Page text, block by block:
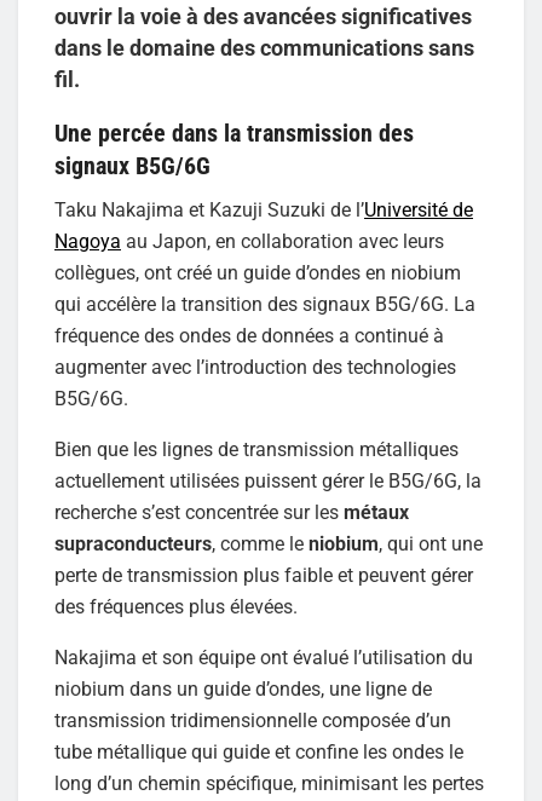
ouvrir la voie à des avancées significatives
dans le domaine des communications sans
fil.
Une percée dans la transmission des
signaux B5G/6G
Taku Nakajima et Kazuji Suzuki de l’Université de
Nagoya au Japon, en collaboration avec leurs
collègues, ont créé un guide d’ondes en niobium
qui accélère la transition des signaux B5G/6G. La
fréquence des ondes de données a continué à
augmenter avec l’introduction des technologies
B5G/6G.
Bien que les lignes de transmission métalliques
actuellement utilisées puissent gérer le B5G/6G, la
recherche s’est concentrée sur les métaux
supraconducteurs, comme le niobium, qui ont une
perte de transmission plus faible et peuvent gérer
des fréquences plus élevées.
Nakajima et son équipe ont évalué l’utilisation du
niobium dans un guide d’ondes, une ligne de
transmission tridimensionnelle composée d’un
tube métallique qui guide et confine les ondes le
long d’un chemin spécifique, minimisant les pertes